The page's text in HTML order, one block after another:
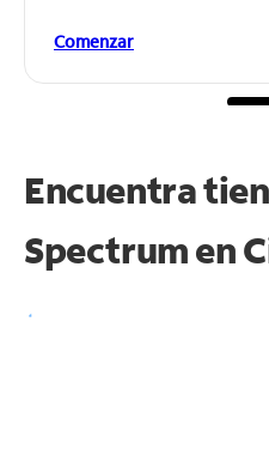
Comenzar
Encuentra
Spectrum en